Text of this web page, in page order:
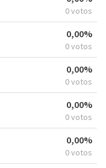
0 votos
0,00%
0 votos
0,00%
0 votos
0,00%
0 votos
0,00%
0 votos